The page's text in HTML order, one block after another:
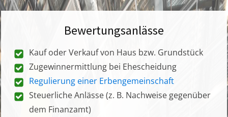
Bewertungsanlässe
Kauf oder Verkauf von Haus bzw. Grundstück
Zugewinnermittlung bei Ehescheidung
Regulierung einer Erbengemeinschaft
Steuerliche Anlässe (z. B. Nachweise gegenüber
dem Finanzamt)